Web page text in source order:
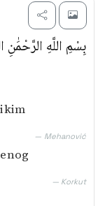
بِسْمِ اللَّهِ الرَّحْمَٰنِ
— Mehanović
— Korkut